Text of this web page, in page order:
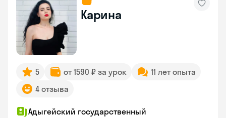
Карина
5 от 1590 ₽ за урок
11 лет опыта
4 отзыва
Адыгейский государственный